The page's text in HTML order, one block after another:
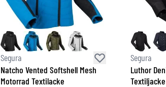
Segura
Natcho Vented Softshell Mesh
Motorrad Textilacke
Segura
Luthor
Textiljacke